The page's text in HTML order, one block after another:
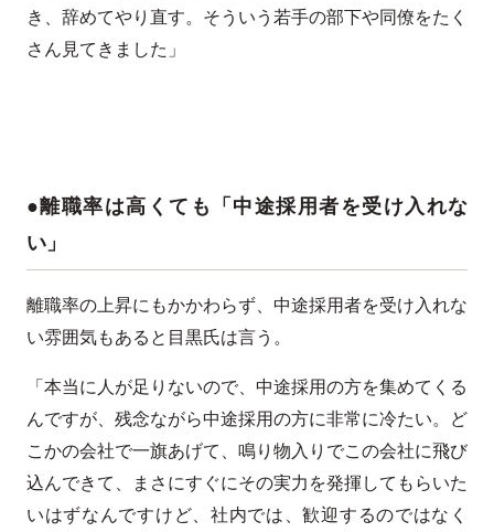
き、辞めてやり直す。そういう若手の部下や同僚をたく
さん見てきました」
●離職率は高くても「中途採用者を受け入れな
い」
離職率の上昇にもかかわらず、中途採用者を受け入れな
い雰囲気もあると目黒氏は言う。
「本当に人が足りないので、中途採用の方を集めてくる
んですが、残念ながら中途採用の方に非常に冷たい。ど
こかの会社で一旗あげて、鳴り物入りでこの会社に飛び
込んできて、まさにすぐにその実力を発揮してもらいた
いはずなんですけど、社内では、歓迎するのではなく